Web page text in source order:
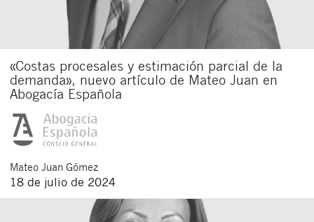
«Costas procesales y estimación parcial de la
demanda», nuevo artículo de Mateo Juan en
Abogacía Española
Mateo Juan Gómez
18 de julio de 2024